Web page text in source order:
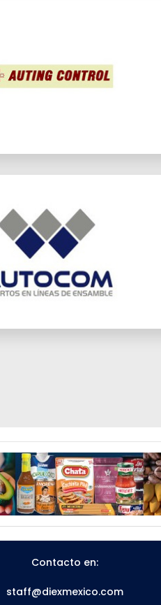
Contacto en:
staff@diexmexico.com